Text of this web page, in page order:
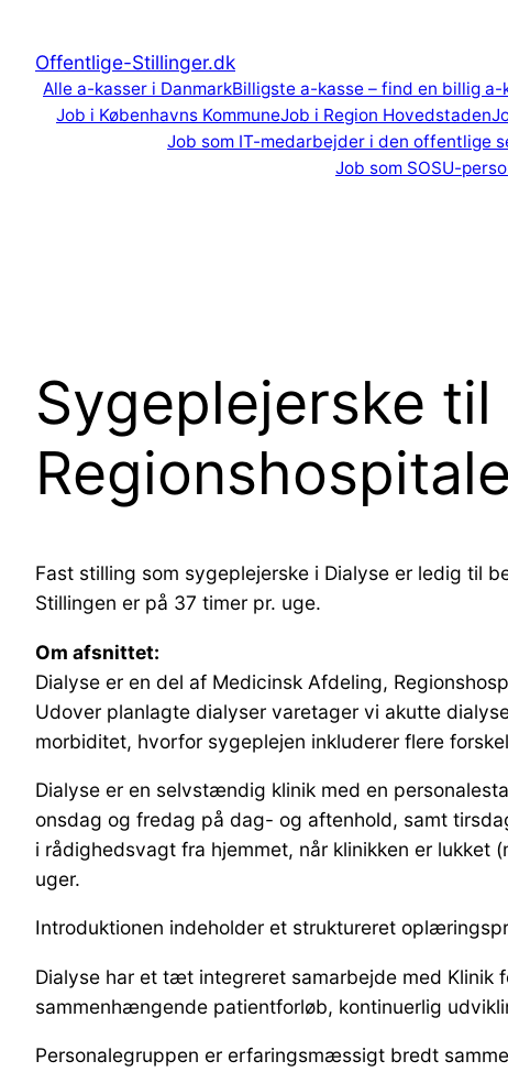
indholdOffentlige-Stillinger.dk
Alle a-kasser i DanmarkBilligste a-kasse – find en billig a-
Job i Københavns KommuneJob i Region Hovedstaden
Job som IT-medarbejder i den offentlige
Job som SOSU-
Sygeplejerske
Fast stilling som sygeplejerske i Dialyse er ledig til
Stillingen er på 37 timer pr. uge.
Om afsnittet:
Dialyse er en del af Medicinsk Afdeling,
Udover planlagte dialyser varetager vi akutte
morbiditet, hvorfor sygeplejen inkluderer flere
Dialyse er en selvstændig klinik med en
onsdag og fredag på dag- og aftenhold, samt
i rådighedsvagt fra hjemmet, når klinikken er
uger.
Introduktionen indeholder et struktureret
Dialyse har et tæt integreret samarbejde med
sammenhængende patientforløb, kontinuerlig
Personalegruppen er erfaringsmæssigt bredt